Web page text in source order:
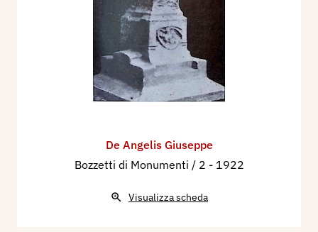
De Angelis Giuseppe
Bozzetti di Monumenti / 2 - 1922
Visualizza scheda